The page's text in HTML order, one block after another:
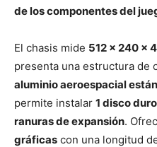
de los componentes del
El chasis mide 512 x 240 x
presenta una estructura de
aluminio aeroespacial
permite instalar 1 disco
ranuras de expansión.
gráficas con una longitud